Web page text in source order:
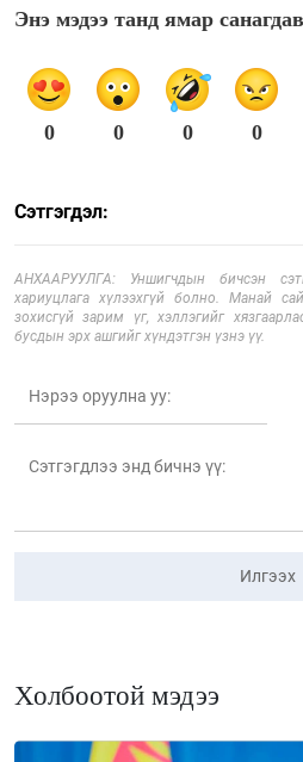
Энэ мэдээ танд ямар
0 0 0 0
Сэтгэгдэл:
АНХААРУУЛГА: Уншигчдын бичсэн
хариуцлага хүлээхгүй болно. Манай
зохисгүй зарим үг, хэллэгийг
бусдын эрх ашгийг хүндэтгэн үзнэ үү.
Илгээх
Холбоотой мэдээ